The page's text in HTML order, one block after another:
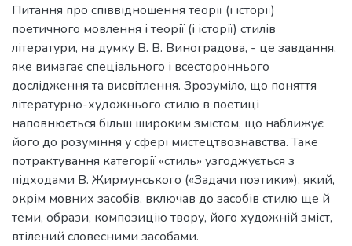
Питання про співвідношення теорії (і історії)
поетичного мовлення і теорії (і історії) стилів
літератури, на думку В. В. Виноградова, - це завдання,
яке вимагає спеціального і всестороннього
дослідження та висвітлення. Зрозуміло, що поняття
літературно-художнього стилю в поетиці
наповнюється більш широким змістом, що наближує
його до розуміння у сфері мистецтвознавства. Таке
потрактування категорії «стиль» узгоджується з
підходами В. Жирмунського («Задачи поэтики»), який,
окрім мовних засобів, включав до засобів стилю ще й
теми, образи, композицію твору, його художній зміст,
втілений словесними засобами.